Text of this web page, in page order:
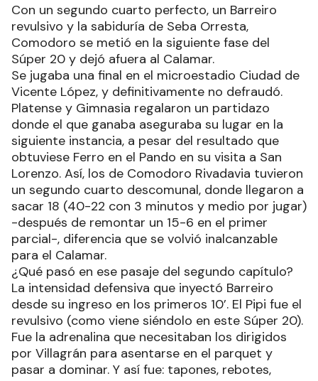
Con un segundo cuarto perfecto, un Barreiro
revulsivo y la sabiduría de Seba Orresta,
Comodoro se metió en la siguiente fase del
Súper 20 y dejó afuera al Calamar.
Se jugaba una final en el microestadio Ciudad de
Vicente López, y definitivamente no defraudó.
Platense y Gimnasia regalaron un partidazo
donde el que ganaba aseguraba su lugar en la
siguiente instancia, a pesar del resultado que
obtuviese Ferro en el Pando en su visita a San
Lorenzo. Así, los de Comodoro Rivadavia tuvieron
un segundo cuarto descomunal, donde llegaron a
sacar 18 (40-22 con 3 minutos y medio por jugar)
-después de remontar un 15-6 en el primer
parcial-, diferencia que se volvió inalcanzable
para el Calamar.
¿Qué pasó en ese pasaje del segundo capítulo?
La intensidad defensiva que inyectó Barreiro
desde su ingreso en los primeros 10’. El Pipi fue el
revulsivo (como viene siéndolo en este Súper 20).
Fue la adrenalina que necesitaban los dirigidos
por Villagrán para asentarse en el parquet y
pasar a dominar. Y así fue: tapones, rebotes,